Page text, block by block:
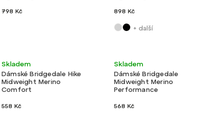
798 Kč 898 Kč
+ další
Lehké
Dámské Bridgedale Hike
Midweight Merino
Comfort
Skladem
558 Kč
Lehké
Dámské Bridgedale
Midweight Merino
Performance
Skladem
568 Kč